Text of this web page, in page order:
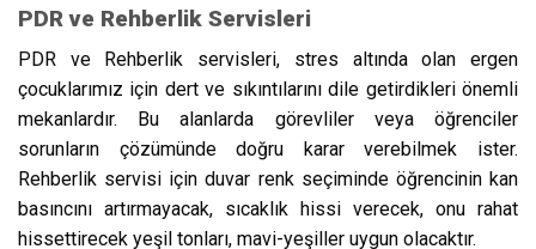
PDR ve Rehberlik Servisleri
PDR ve Rehberlik servisleri, stres altında olan ergen
çocuklarımız için dert ve sıkıntılarını dile getirdikleri önemli
mekanlardır. Bu alanlarda görevliler veya öğrenciler
sorunların çözümünde doğru karar verebilmek ister.
Rehberlik servisi için duvar renk seçiminde öğrencinin kan
basıncını artırmayacak, sıcaklık hissi verecek, onu rahat
hissettirecek yeşil tonları, mavi-yeşiller uygun olacaktır.